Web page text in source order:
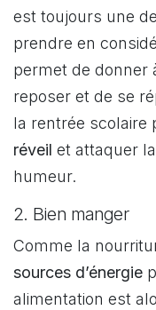
est toujours une
prendre en
permet de donner
reposer et de se
la rentrée scolaire
réveil et attaquer
humeur.
2. Bien manger
Comme la
sources d’énergie
alimentation est